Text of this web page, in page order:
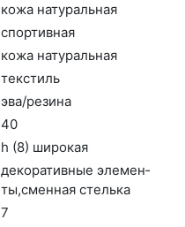
ко­жа на­тураль­ная
спор­тивная
ко­жа на­тураль­ная
текс­тиль
эва/ре­зина
40
h (8) ши­рокая
де­кора­тив­ные эле­мен­
ты,смен­ная стель­ка
7